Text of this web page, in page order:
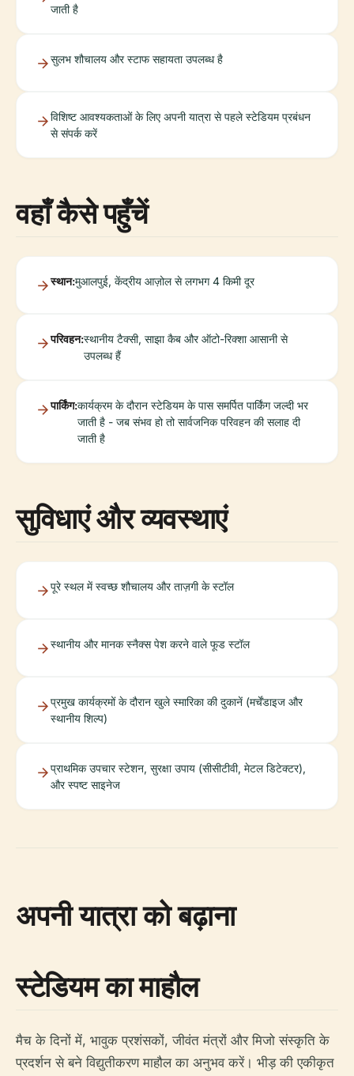
जाती है
सुलभ शौचालय और स्टाफ सहायता उपलब्ध है
विशिष्ट आवश्यकताओं के लिए अपनी यात्रा से पहले स्टेडियम प्रबंधन
से संपर्क करें
वहाँ कैसे पहुँचें
स्थान:मुआलपुई, केंद्रीय आज़ोल से लगभग 4 किमी दूर
परिवहन:स्थानीय टैक्सी, साझा कैब और ऑटो-रिक्शा आसानी से
उपलब्ध हैं
पार्किंग:कार्यक्रम के दौरान स्टेडियम के पास समर्पित पार्किंग जल्दी भर
जाती है - जब संभव हो तो सार्वजनिक परिवहन की सलाह दी
जाती है
सुविधाएं और व्यवस्थाएं
पूरे स्थल में स्वच्छ शौचालय और ताज़गी के स्टॉल
स्थानीय और मानक स्नैक्स पेश करने वाले फूड स्टॉल
प्रमुख कार्यक्रमों के दौरान खुले स्मारिका की दुकानें (मर्चेंडाइज और
स्थानीय शिल्प)
प्राथमिक उपचार स्टेशन, सुरक्षा उपाय (सीसीटीवी, मेटल डिटेक्टर),
और स्पष्ट साइनेज
अपनी यात्रा को बढ़ाना
स्टेडियम का माहौल
मैच के दिनों में, भावुक प्रशंसकों, जीवंत मंत्रों और मिजो संस्कृति के
प्रदर्शन से बने विद्युतीकरण माहौल का अनुभव करें। भीड़ की एकीकृत